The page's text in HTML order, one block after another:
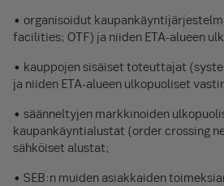
• organisoidut
facilities; OTF) ja niiden ETA-alueen
• kauppojen sisäiset toteuttajat
ja niiden ETA-alueen ulkopuoliset
• säänneltyjen markkinoiden
kaupankäyntialustat (order crossing
sähköiset alustat;
• SEB:n muiden asiakkaiden